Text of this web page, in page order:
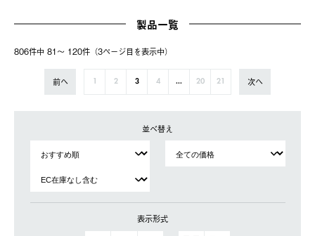
製品一覧
806件中 81〜 120件（3ページ⽬を表⽰中）
前へ 2 3 4 ... 20 21 次へ
並べ替え
表示形式